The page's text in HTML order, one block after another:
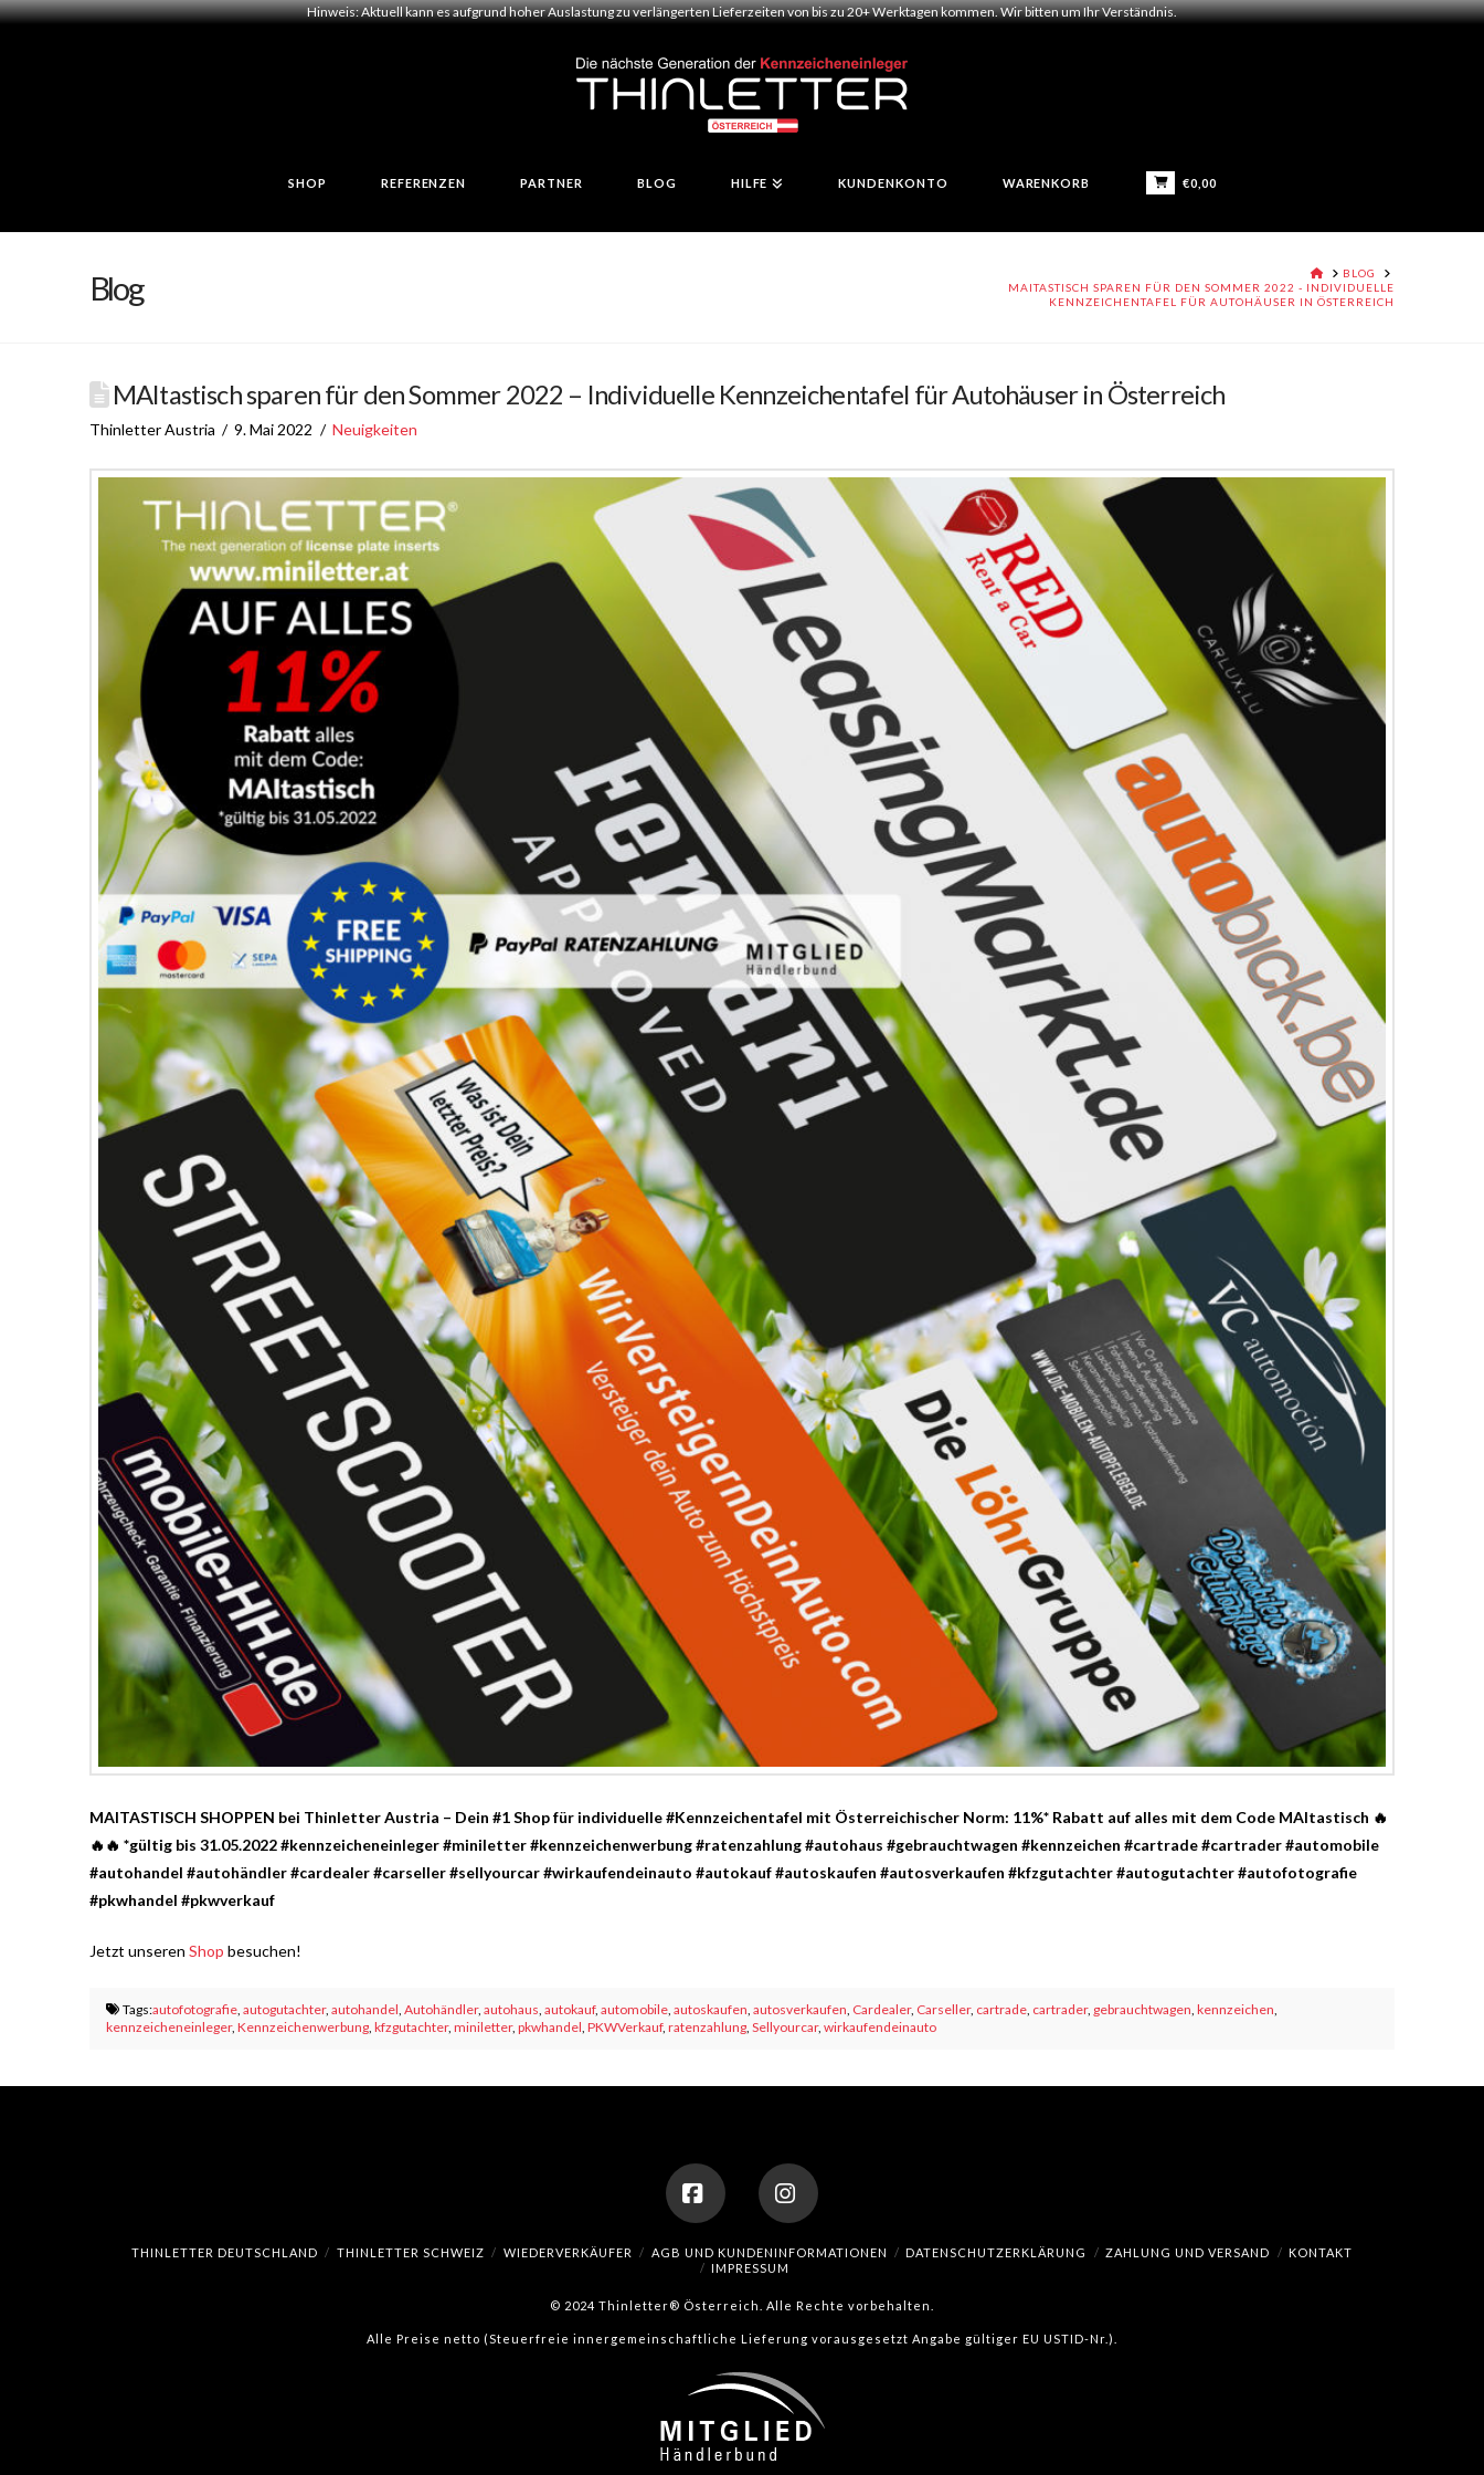
Hinweis: Aktuell kann es aufgrund hoher Auslastung zu verlängerten Lieferzeiten von bis zu 20+ Werktagen kommen. Wir bitten um Ihr Verständnis.
SHOP REFERENZEN PARTNER BLOG HILFE KUNDENKONTO WARENKORB €0,00
Blog HOME
BLOG
MAITASTISCH SPAREN FÜR DEN SOMMER 2022 - INDIVIDUELLE
KENNZEICHENTAFEL FÜR AUTOHÄUSER IN ÖSTERREICH
MAItastisch sparen für den Sommer 2022 – Individuelle Kennzeichentafel für Autohäuser in Österreich
Thinletter Austria 9. Mai 2022 Neuigkeiten
MAITASTISCH SHOPPEN bei Thinletter Austria – Dein #1 Shop für individuelle #Kennzeichentafel mit Österreichischer Norm: 11%* Rabatt auf alles mit dem Code MAItastisch 🔥
🔥🔥 *gültig bis 31.05.2022 #kennzeicheneinleger #miniletter #kennzeichenwerbung #ratenzahlung #autohaus #gebrauchtwagen #kennzeichen #cartrade #cartrader #automobile
#autohandel #autohändler #cardealer #carseller #sellyourcar #wirkaufendeinauto #autokauf #autoskaufen #autosverkaufen #kfzgutachter #autogutachter #autofotografie
#pkwhandel #pkwverkauf
Jetzt unseren Shop besuchen!
Tags:autofotografie ,autogutachter,autohandel ,Autohändler,autohaus ,autokauf,automobile ,autoskaufen ,autosverkaufen Cardealer, Carseller, cartrade cartrader, gebrauchtwagen ,kennzeichen
kennzeicheneinleger, Kennzeichenwerbung, kfzgutachter, miniletter, pkwhandel PKWVerkauf, ratenzahlung, Sellyourcar, wirkaufendeinauto
FacebookInstagram
THINLETTER DEUTSCHLAND THINLETTER SCHWEIZ WIEDERVERKÄUFER AGB UND KUNDENINFORMATIONEN DATENSCHUTZERKLÄRUNG ZAHLUNG UND VERSAND
KONTAKT
IMPRESSUM
© 2024 Thinletter® Österreich. Alle Rechte vorbehalten.
Alle Preise netto (Steuerfreie innergemeinschaftliche Lieferung vorausgesetzt Angabe gültiger EU USTID-Nr.).